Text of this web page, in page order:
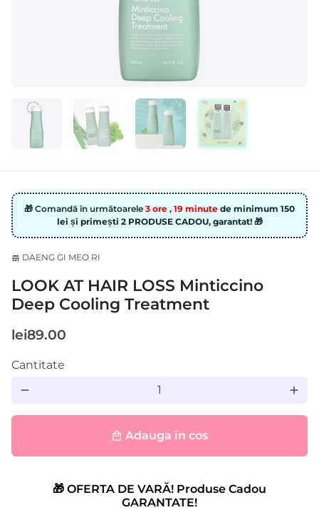
🎁 Comandă în următoarele 3 ore , 19 minute de minimum 150
lei și primești 2 PRODUSE CADOU, garantat! 🎁
store DAENG GI MEO RI
LOOK AT HAIR LOSS Minticcino
Deep Cooling Treatment
lei89.00
Cantitate
remove add
local_mall Adauga in cos
🎁 OFERTA DE VARĂ! Produse Cadou
GARANTATE!